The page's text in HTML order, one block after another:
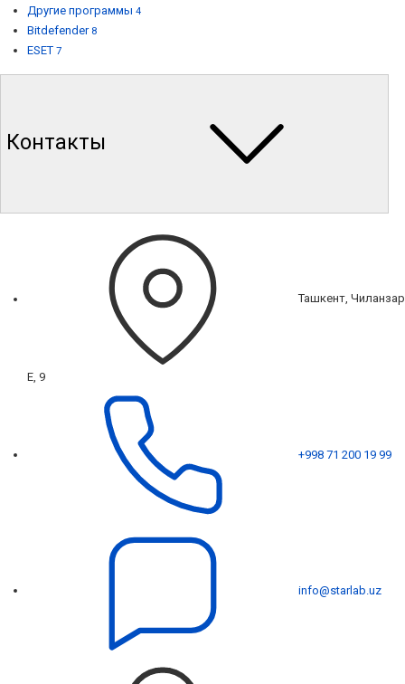
Другие программы 4
Bitdefender 8
ESET 7
Контакты
Ташкент, Чиланзар
Е, 9
+998 71 200 19 99
info@starlab.uz